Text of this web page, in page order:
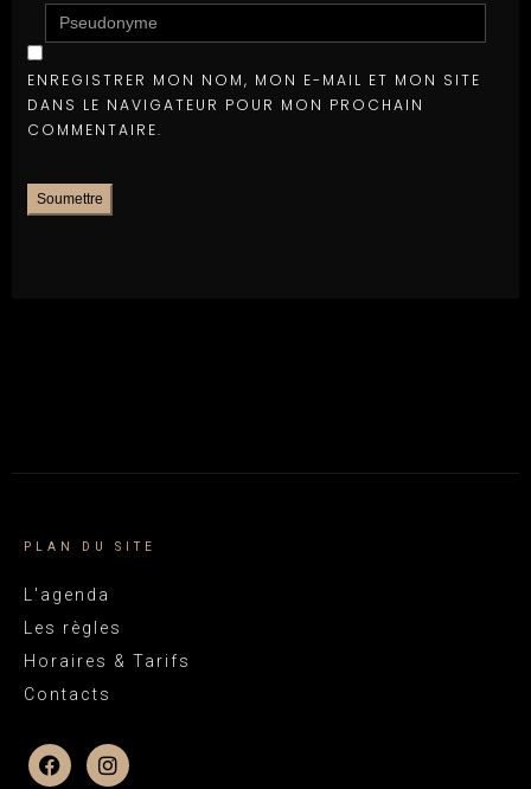
PSEUDONYME
ENREGISTRER MON NOM, MON E-MAIL ET MON SITE
DANS LE NAVIGATEUR POUR MON PROCHAIN
COMMENTAIRE.
PLAN DU SITE
L'agenda
Les règles
Horaires & Tarifs
Contacts